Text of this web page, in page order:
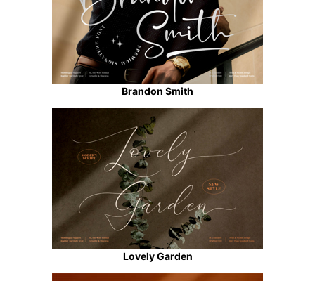
Brandon Smith
Lovely Garden